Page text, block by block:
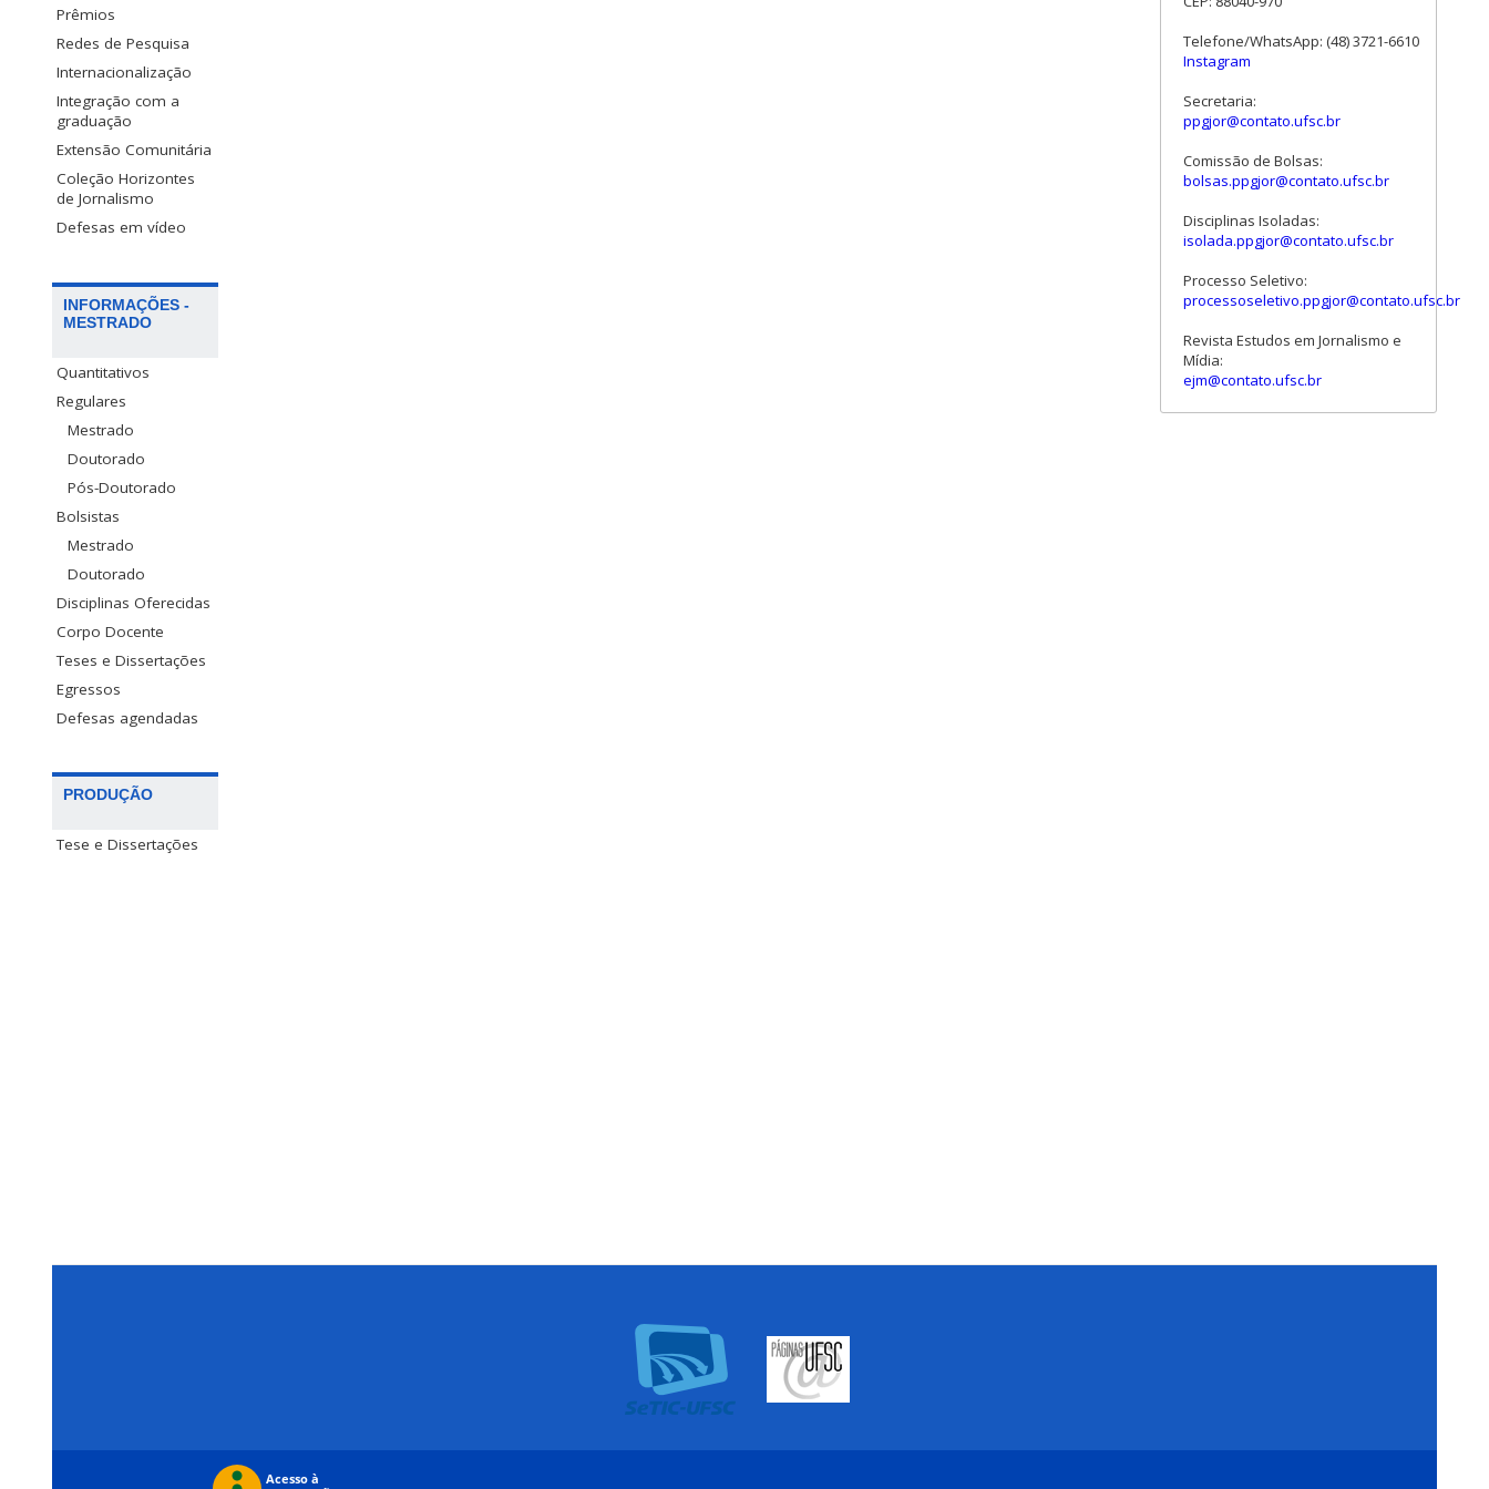
Prêmios
Redes de Pesquisa
Internacionalização
Integração com a
graduação
Extensão Comunitária
Coleção Horizontes
de Jornalismo
Defesas em vídeo
INFORMAÇÕES -
MESTRADO
Quantitativos
Regulares
Mestrado
Doutorado
Pós-Doutorado
Bolsistas
Mestrado
Doutorado
Disciplinas Oferecidas
Corpo Docente
Teses e Dissertações
Egressos
Defesas agendadas
PRODUÇÃO
Tese e Dissertações
Telefone/WhatsApp: (48) 3721-6610
Instagram
Secretaria:
ppgjor@contato.ufsc.br
Comissão de Bolsas:
bolsas.ppgjor@contato.ufsc.br
Disciplinas Isoladas:
isolada.ppgjor@contato.ufsc.br
Processo Seletivo:
processoseletivo.ppgjor@contato.ufsc.br
Revista Estudos em Jornalismo e
Mídia:
ejm@contato.ufsc.br